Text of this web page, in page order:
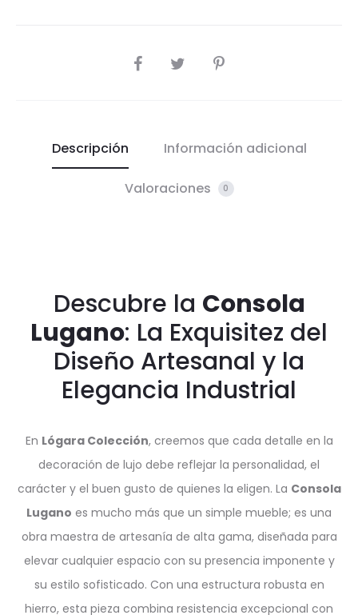
COMPARTIR
Descripción Información adicional
Valoraciones 0
Descubre la Consola
Lugano: La Exquisitez del
Diseño Artesanal y la
Elegancia Industrial
En Lógara Colección, creemos que cada detalle en la
decoración de lujo debe reflejar la personalidad, el
carácter y el buen gusto de quienes la eligen. La Consola
Lugano es mucho más que un simple mueble; es una
obra maestra de artesanía de alta gama, diseñada para
elevar cualquier espacio con su presencia imponente y
su estilo sofisticado. Con una estructura robusta en
hierro, esta pieza combina resistencia excepcional con